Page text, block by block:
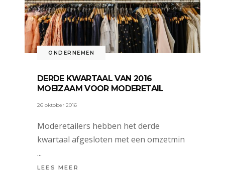
ONDERNEMEN
DERDE KWARTAAL VAN 2016
MOEIZAAM VOOR MODERETAIL
26 oktober 2016
Moderetailers hebben het derde
kwartaal afgesloten met een omzetmin
LEES MEER